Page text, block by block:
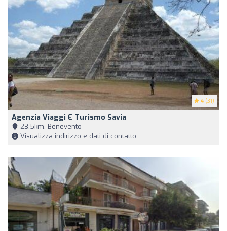
4 (31)
Agenzia Viaggi E Turismo Savia
23,5km, Benevento
Visualizza indirizzo e dati di contatto